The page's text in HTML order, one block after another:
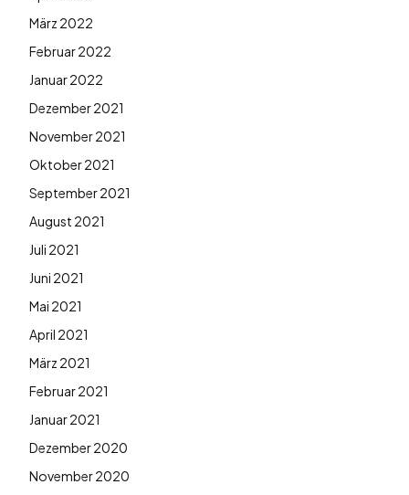
März 2022
Februar 2022
Januar 2022
Dezember 2021
November 2021
Oktober 2021
September 2021
August 2021
Juli 2021
Juni 2021
Mai 2021
April 2021
März 2021
Februar 2021
Januar 2021
Dezember 2020
November 2020